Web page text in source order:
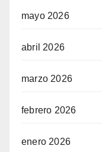
mayo 2026
abril 2026
marzo 2026
febrero 2026
enero 2026